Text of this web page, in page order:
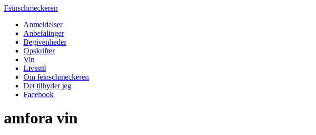
Feinschmeckeren
Anmeldelser
Anbefalinger
Begivenheder
Opskrifter
Vin
Livsstil
Om feinschmeckeren
Det tilbyder jeg
Facebook
amfora vin